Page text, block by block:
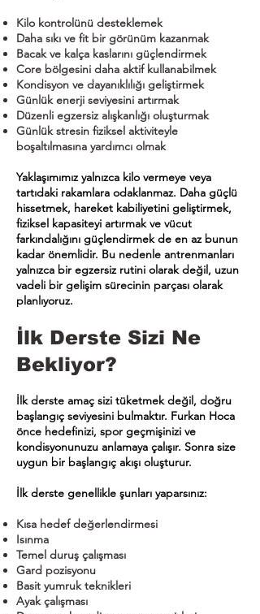
Kilo kontrolünü desteklemek
Daha sıkı ve fit bir görünüm kazanmak
Bacak ve kalça kaslarını güçlendirmek
Core bölgesini daha aktif kullanabilmek
Kondisyon ve dayanıklılığı geliştirmek
Günlük enerji seviyesini artırmak
Düzenli egzersiz alışkanlığı oluşturmak
Günlük stresin fiziksel aktiviteyle
boşaltılmasına yardımcı olmak
Yaklaşımımız yalnızca kilo vermeye veya
tartıdaki rakamlara odaklanmaz. Daha güçlü
hissetmek, hareket kabiliyetini geliştirmek,
fiziksel kapasiteyi artırmak ve vücut
farkındalığını güçlendirmek de en az bunun
kadar önemlidir. Bu nedenle antrenmanları
yalnızca bir egzersiz rutini olarak değil, uzun
vadeli bir gelişim sürecinin parçası olarak
planlıyoruz.
İlk Derste Sizi Ne
Bekliyor?
İlk derste amaç sizi tüketmek değil, doğru
başlangıç seviyesini bulmaktır. Furkan Hoca
önce hedefinizi, spor geçmişinizi ve
kondisyonunuzu anlamaya çalışır. Sonra size
uygun bir başlangıç akışı oluşturur.
İlk derste genellikle şunları yaparsınız:
Kısa hedef değerlendirmesi
Isınma
Temel duruş çalışması
Gard pozisyonu
Basit yumruk teknikleri
Ayak çalışması